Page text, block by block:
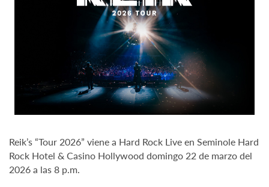
Reik’s “Tour 2026” viene a Hard Rock Live en Seminole Hard
Rock Hotel & Casino Hollywood domingo 22 de marzo del
2026 a las 8 p.m.